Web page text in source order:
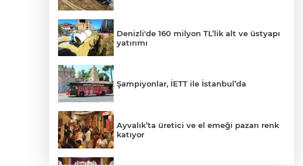
Denizli'de 160 milyon TL’lik alt ve üstyapı
yatırımı
Şampiyonlar, İETT ile İstanbul’da
Ayvalık’ta üretici ve el emeği pazarı renk
katıyor